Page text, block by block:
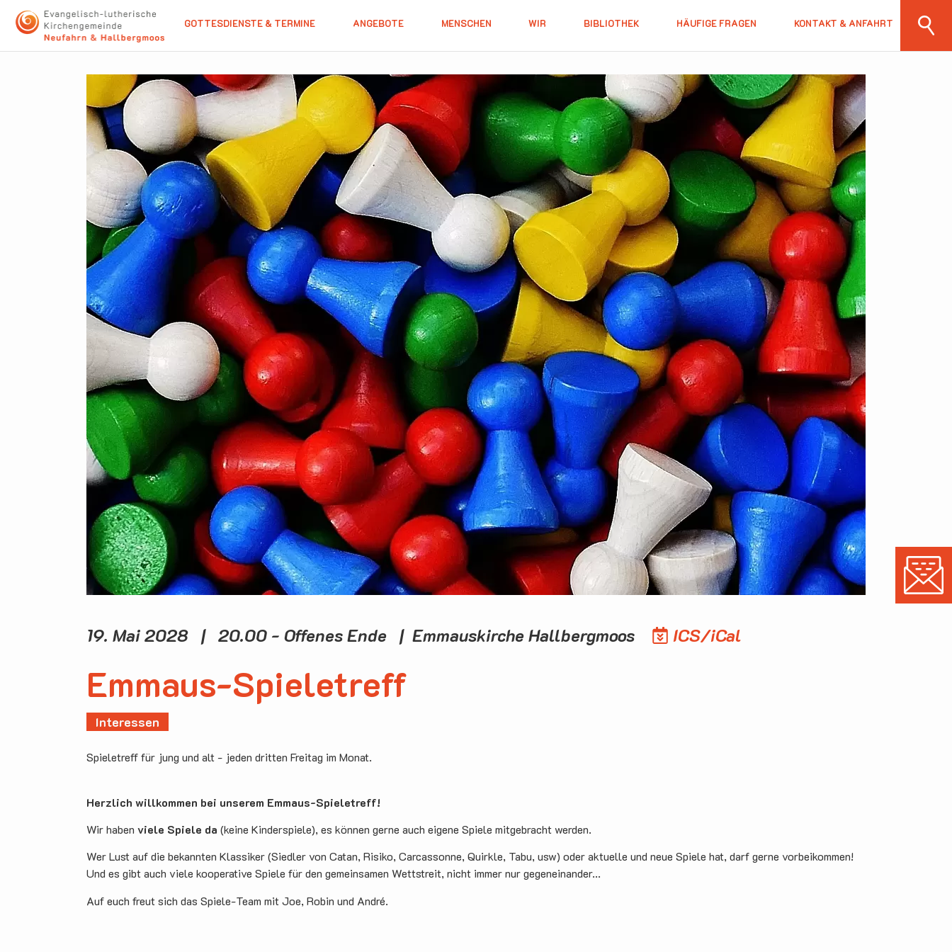
GOTTESDIENSTE & TERMINE ANGEBOTE MENSCHEN WIR BIBLIOTHEK HÄUFIGE FRAGEN KONTAKT & ANFAHRT
19. Mai 2028 | 20.00 - Offenes Ende | Emmauskirche Hallbergmoos ICS/iCal
Emmaus-Spieletreff
Interessen
Spieletreff für jung und alt - jeden dritten Freitag im Monat.
Herzlich willkommen bei unserem Emmaus-Spieletreff!
Wir haben viele Spiele da (keine Kinderspiele), es können gerne auch eigene Spiele mitgebracht werden.
Wer Lust auf die bekannten Klassiker (Siedler von Catan, Risiko, Carcassonne, Quirkle, Tabu, usw) oder aktuelle und neue Spiele hat, darf gerne vorbeikommen!
Und es gibt auch viele kooperative Spiele für den gemeinsamen Wettstreit, nicht immer nur gegeneinander...
Auf euch freut sich das Spiele-Team mit Joe, Robin und André.